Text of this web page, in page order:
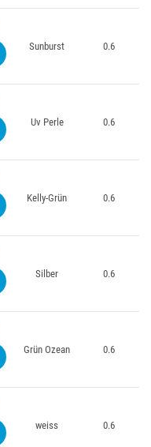
Sunburst
0.6
Uv Perle
0.6
Kelly-Grün
0.6
Silber
0.6
Grün Ozean
0.6
weiss
0.6